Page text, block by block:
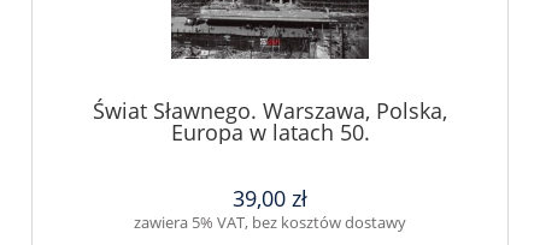
Świat Sławnego. Warszawa, Polska,
Europa w latach 50.
39,00 zł
zawiera 5% VAT, bez kosztów dostawy